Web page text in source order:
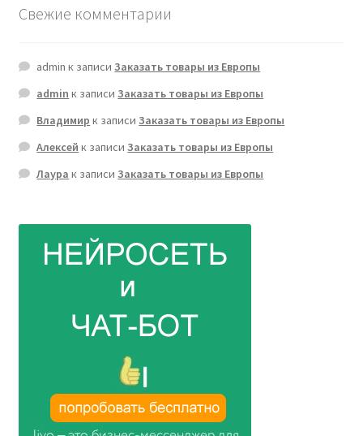
Свежие комментарии
admin к записиЗаказать товары из Европы
admin к записиЗаказать товары из Европы
Владимир к записиЗаказать товары из Европы
Алексей к записиЗаказать товары из Европы
Лаура к записиЗаказать товары из Европы